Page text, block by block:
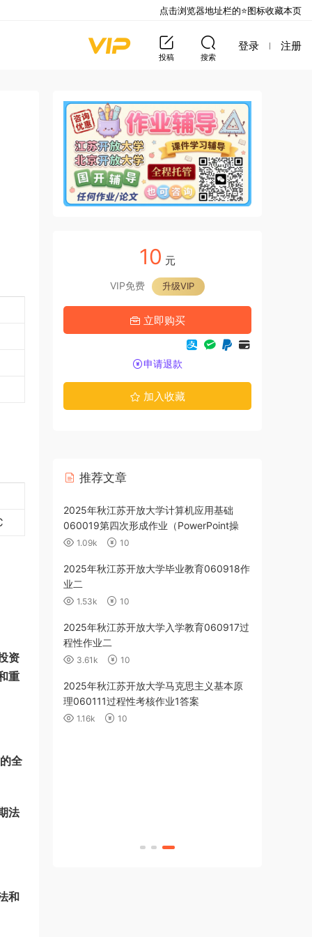
投稿 搜索
登录 注册
资
重
全
法
和
10 元
VIP免费 升级VIP
立即购买
申请退款
加入收藏
推荐文章
用基础
8单元）答
试）答案
2025年秋江苏开放大学计算机应用基础
060019第四次形成作业（PowerPoint操
作）1.09k 10
2025年秋江苏开放大学毕业教育060918作
业二
1.53k 10
2025年秋江苏开放大学入学教育060917过
程性作业二
3.61k 10
2025年秋江苏开放大学马克思主义基本原
理060111过程性考核作业1答案
1.16k 10
点击浏览器地址栏的⭐图标收藏本页